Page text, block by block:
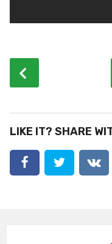
o
P
a
i
LIKE IT? SHARE